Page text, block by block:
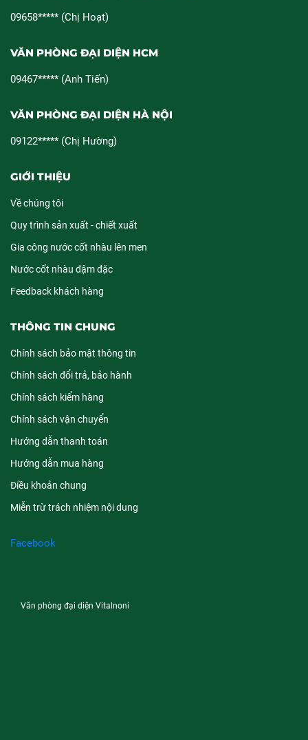
09658***** (Chị Hoạt)
VĂN PHÒNG ĐẠI DIỆN HCM
09467***** (Anh Tiến)
VĂN PHÒNG ĐẠI DIỆN HÀ NỘI
09122***** (Chị Hường)
GIỚI THIỆU
Về chúng tôi
Quy trình sản xuất - chiết xuất
Gia công nước cốt nhàu lên men
Nước cốt nhàu đậm đặc
Feedback khách hàng
THÔNG TIN CHUNG
Chính sách bảo mật thông tin
Chính sách đổi trả, bảo hành
Chính sách kiểm hàng
Chính sách vận chuyển
Hướng dẫn thanh toán
Hướng dẫn mua hàng
Điều khoản chung
Miễn trừ trách nhiệm nội dung
Facebook
Văn phòng đại diện Vitalnoni